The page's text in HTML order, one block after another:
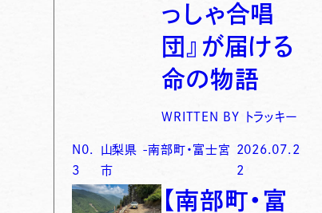
っしゃ合唱
団』が届ける
命の物語
WRITTEN BY トラッキー
N0.
3
山梨県 -南部町・富士宮
市
2026.07.2
2
【南部町・富